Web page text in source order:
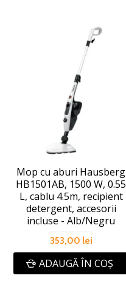
Mop cu aburi Hausberg
HB1501AB, 1500 W, 0.55
L, cablu 4.5m, recipient
detergent, accesorii
incluse - Alb/Negru
353,00 lei
ADAUGĂ ÎN COŞ